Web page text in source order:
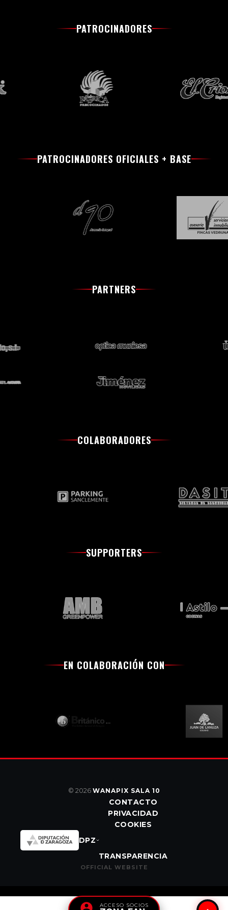
ACCESO SOCIOS
PATROCINADORES
PATROCINADORES OFICIALES + BASE
PARTNERS
COLABORADORES
SUPPORTERS
EN COLABORACIÓN CON
© 2026 WANAPIX SALA 10
CONTACTO
PRIVACIDAD
COOKIES
DPZ
TRANSPARENCIA
OFFICIAL WEBSITE